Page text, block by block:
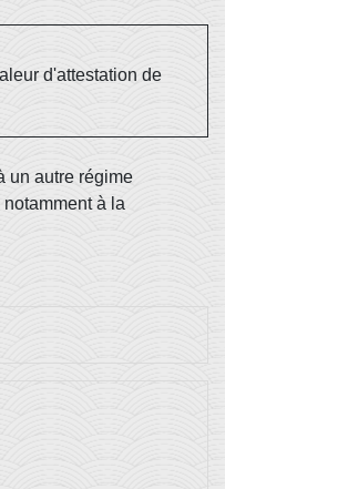
d'attestation de
un autre régime
à la